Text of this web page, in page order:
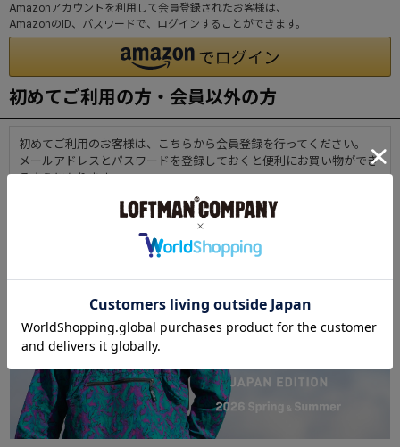
Amazonアカウントを利用して会員登録されたお客様は、
AmazonのID、パスワードで、ログインすることができます。
初めてご利用の方・会員以外の方
初めてご利用のお客様は、こちらから会員登録を行ってください。
メールアドレスとパスワードを登録しておくと便利にお買い物ができ
るようになります。